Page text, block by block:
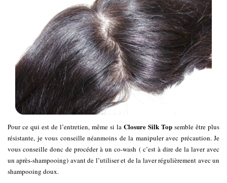
Pour ce qui est de l’entretien, même si la Closure Silk Top semble être plus
résistante, je vous conseille néanmoins de la manipuler avec précaution. Je
vous conseille donc de procéder à un co-wash ( c’est à dire de la laver avec
un après-shampooing) avant de l’utiliser et de la laver régulièrement avec un
shampooing doux.